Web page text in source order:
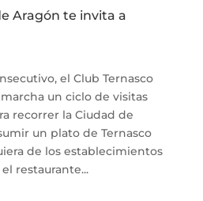
Aragón te invita a
el Club Ternasco
un ciclo de visitas
recorrer la Ciudad de
un plato de Ternasco
de los establecimientos
restaurante...